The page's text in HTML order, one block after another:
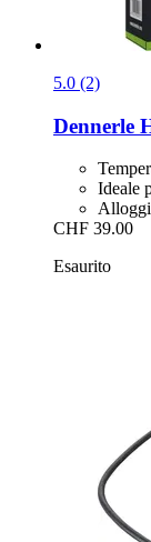
5.0 (2)
Dennerle
Ideale
CHF 39.00
Esaurito